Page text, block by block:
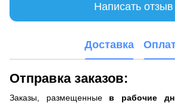
Написать отзыв
Доставка
Отправка заказов:
Заказы, размещенные в рабочие